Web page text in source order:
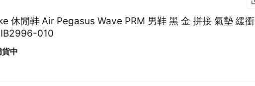
休閒鞋 Air Pegasus Wave PRM 男鞋 黑 金 拼接 氣墊 緩衝
010
中